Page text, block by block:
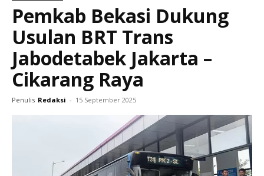
Pemkab Bekasi Dukung
Usulan BRT Trans
Jabodetabek Jakarta –
Cikarang Raya
Penulis Redaksi - 15 September 2025